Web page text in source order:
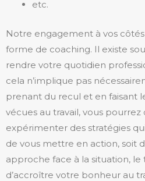
etc.
Notre engagement à vos
forme de coaching. Il existe
rendre votre quotidien
cela n’implique pas
prenant du recul et en faisant
vécues au travail, vous
expérimenter des stratégies
de vous mettre en action, soit
approche face à la situation,
d’accroître votre bonheur au